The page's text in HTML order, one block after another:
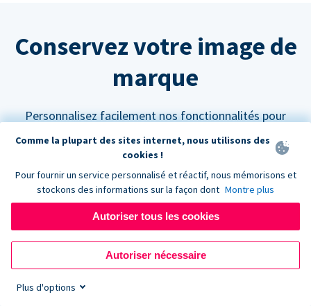
Conservez votre image de
marque
Personnalisez facilement nos fonctionnalités pour
qu'elles s'intègrent parfaitement à votre site web.
Personnalisez vos couleurs
Les formulaires de don Donorbox peuvent être
paramétrés pour s'adapter à n'importe quelle palette
de couleurs afin de s'harmoniser avec l'aspect et la
Comme la plupart des sites internet, nous utilisons des
cookies !
Pour fournir un service personnalisé et réactif, nous mémorisons et
stockons des informations sur la façon dont Montre plus
Autoriser tous les cookies
Autoriser nécessaire
Plus d'options